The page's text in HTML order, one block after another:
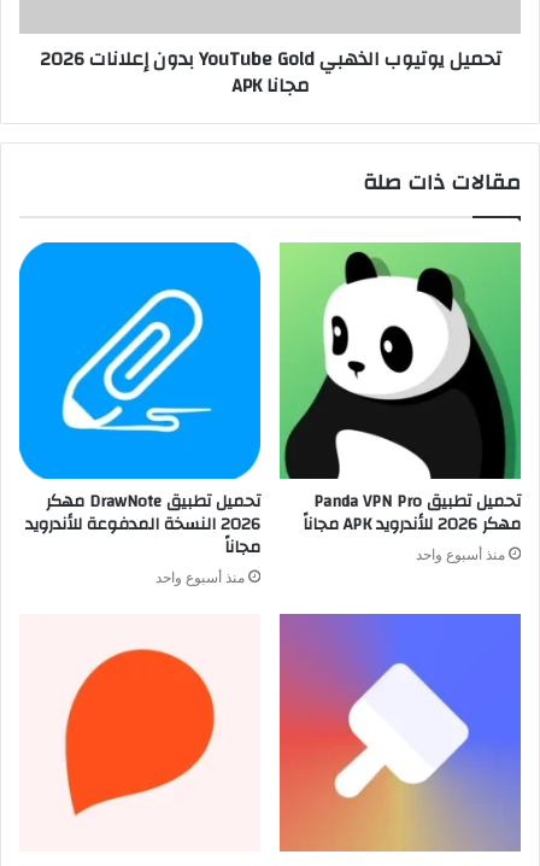
تحميل يوتيوب الذهبي YouTube Gold بدون إعلانات 2026
مجانا APK
مقالات ذات صلة
تحميل تطبيق Panda VPN Pro
مهكر 2026 للأندرويد APK مجاناً
منذ أسبوع واحد
تحميل تطبيق DrawNote مهكر
2026 النسخة المدفوعة للأندرويد
مجاناً
منذ أسبوع واحد